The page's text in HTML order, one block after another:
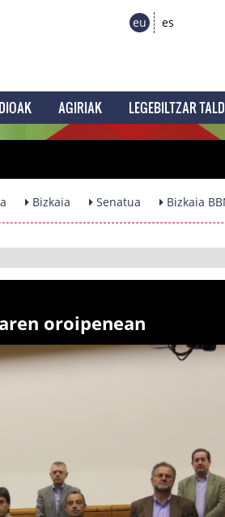
eu es
AGIRIAK LEGEBILTZAR
Bizkaia Senatua Bizkaia
oroipenean